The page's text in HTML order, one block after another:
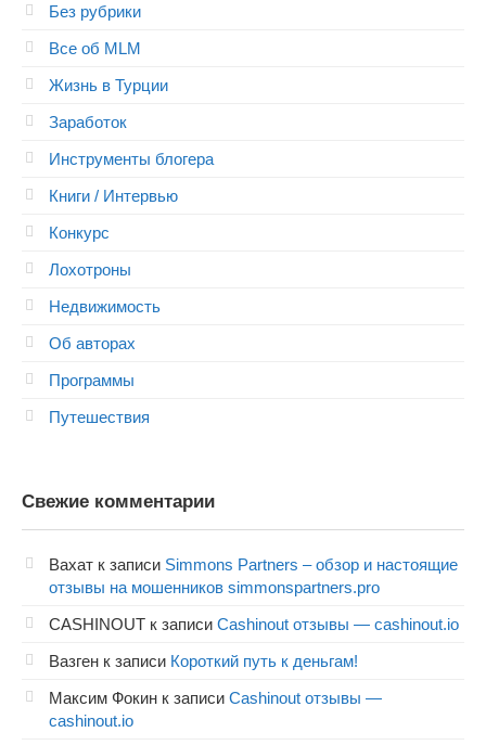
Без рубрики
Все об MLM
Жизнь в Турции
Заработок
Инструменты блогера
Книги / Интервью
Конкурс
Лохотроны
Недвижимость
Об авторах
Программы
Путешествия
Свежие комментарии
Вахат к записи Simmons Partners – обзор и настоящие
отзывы на мошенников simmonspartners.pro
CASHINOUT к записи Cashinout отзывы — cashinout.io
Вазген к записи Короткий путь к деньгам!
Максим Фокин к записи Cashinout отзывы —
cashinout.io